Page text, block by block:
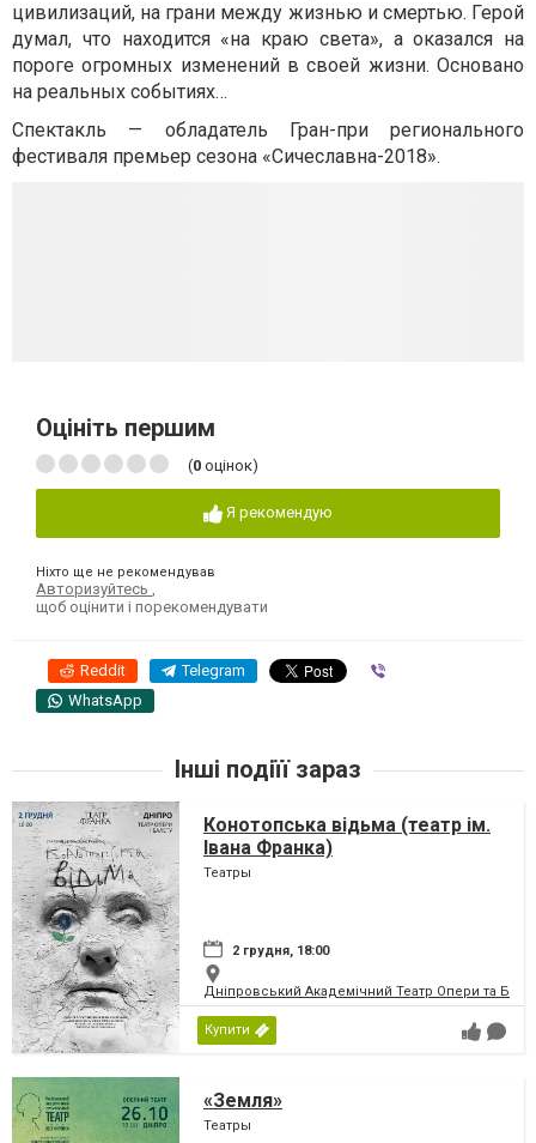
цивилизаций, на грани между жизнью и смертью. Герой
думал, что находится «на краю света», а оказался на
пороге огромных изменений в своей жизни. Основано
на реальных событиях…
Спектакль — обладатель Гран-при регионального
фестиваля премьер сезона «Сичеславна-2018».
Оцініть першим
(0 оцінок)
Я рекомендую
Ніхто ще не рекомендував
Авторизуйтесь
щоб оцінити і порекомендувати
Reddit Telegram
WhatsApp
Інші подіїї зараз
Конотопська відьма (театр ім.
Івана Франка)
Театры
2 грудня, 18:00
Дніпровський Академічний Театр Опери та
Купити
«Земля»
Театры